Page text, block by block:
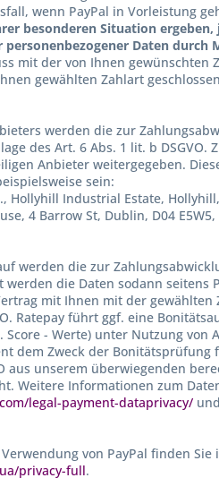
wenn PayPal in Vorleistung
besonderen Situation
Daten durch
mit der von Ihnen
gewählten Zahlart
werden die zur
des Art. 6 Abs. 1 lit. b
Anbieter weitergegeben.
sein:
Hollyhill Industrial Estate,
4 Barrow St, Dublin, D04
werden die zur
die Daten sodann seitens
mit Ihnen mit der
Ratepay führt ggf. eine
- Werte) unter Nutzung von
dem Zweck der
aus unserem überwiegenden
Weitere Informationen zum
legal-payment-dataprivacy/ und
von PayPal finden
privacy-full.